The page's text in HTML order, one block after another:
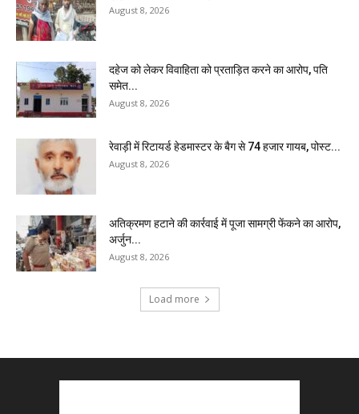
August 8, 2026
दहेज को लेकर विवाहिता को प्रताड़ित करने का आरोप, पति
समेत...
August 8, 2026
रेवाड़ी में रिटायर्ड हेडमास्टर के बैग से ₹74 हजार गायब, पोस्ट...
August 8, 2026
अतिक्रमण हटाने की कार्रवाई में पूजा सामग्री फेंकने का आरोप,
अर्जुन...
August 8, 2026
Load more